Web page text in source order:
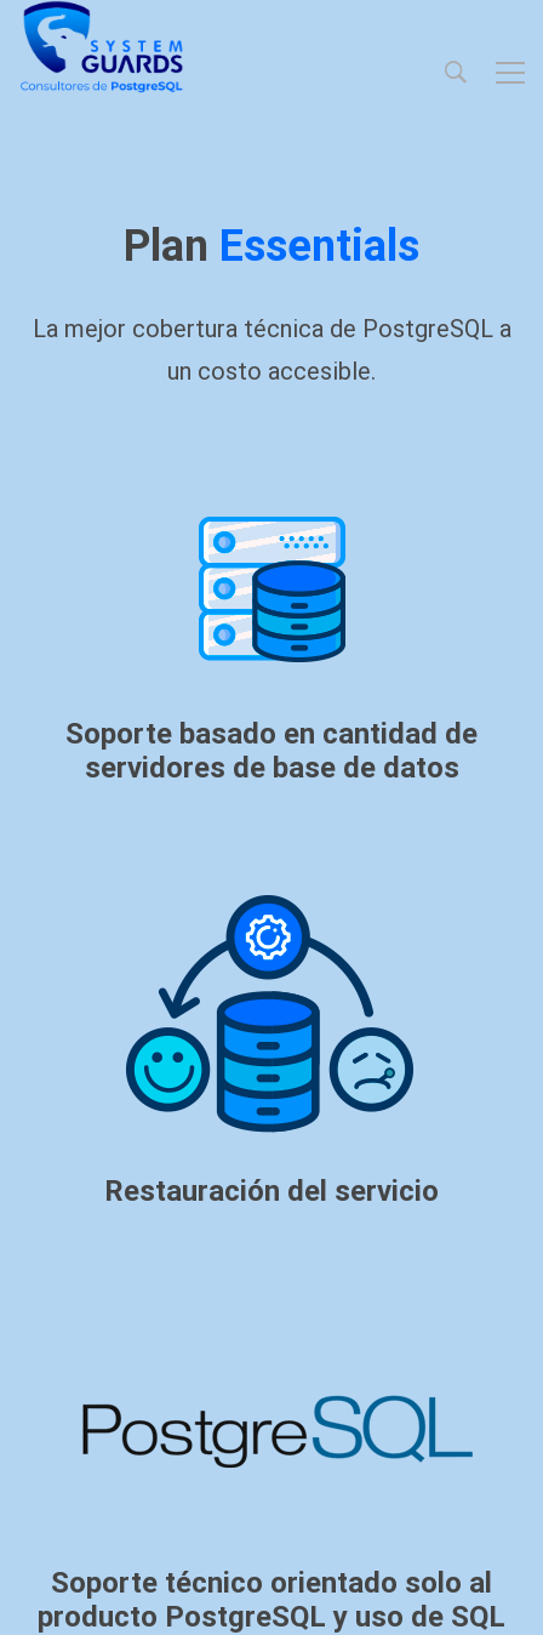
Plan Essentials
La mejor cobertura técnica de PostgreSQL a
un costo accesible.
Soporte basado en cantidad de
servidores de base de datos
Restauración del servicio
Soporte técnico orientado solo al
producto PostgreSQL y uso de SQL